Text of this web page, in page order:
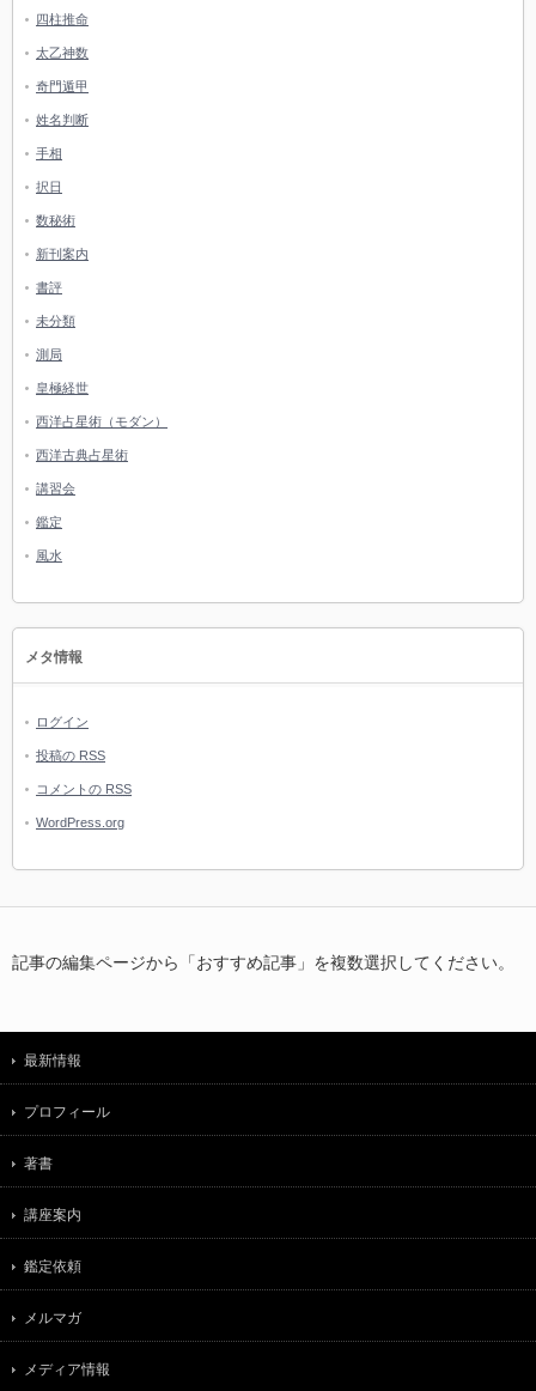
四柱推命
太乙神数
奇門遁甲
姓名判断
手相
択日
数秘術
新刊案内
書評
未分類
測局
皇極経世
西洋占星術（モダン）
西洋古典占星術
講習会
鑑定
風水
メタ情報
ログイン
投稿の RSS
コメントの RSS
WordPress.org
記事の編集ページから「おすすめ記事」を複数選択してください。
最新情報
プロフィール
著書
講座案内
鑑定依頼
メルマガ
メディア情報